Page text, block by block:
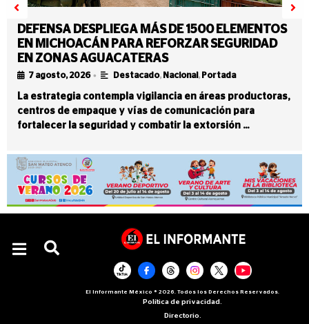
DEFENSA DESPLIEGA MÁS DE 1500 ELEMENTOS
EN MICHOACÁN PARA REFORZAR SEGURIDAD
EN ZONAS AGUACATERAS
7 agosto, 2026 • Destacado, Nacional , Portada
La estrategia contempla vigilancia en áreas productoras,
centros de empaque y vías de comunicación para
fortalecer la seguridad y combatir la extorsión …
El Informante México ® 2026. Todos los Derechos Reservados.
Política de privacidad.
Directorio.